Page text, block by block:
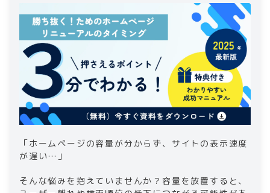
「ホームページの容量が分からず、サイトの表示速度
が遅い…」
そんな悩みを抱えていませんか？容量を放置すると、